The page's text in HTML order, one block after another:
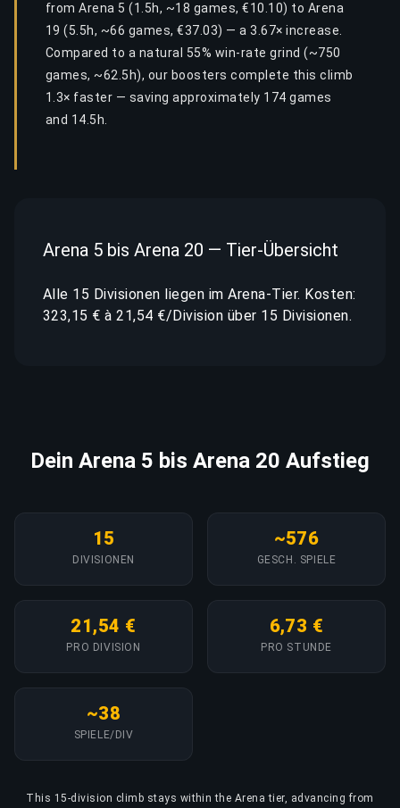
from Arena 5 (1.5h, ~18 games, €10.10) to Arena
19 (5.5h, ~66 games, €37.03) — a 3.67× increase.
Compared to a natural 55% win-rate grind (~750
games, ~62.5h), our boosters complete this climb
1.3× faster — saving approximately 174 games
and 14.5h.
Arena 5 bis Arena 20 — Tier-Übersicht
Alle 15 Divisionen liegen im Arena-Tier. Kosten:
323,15 € à 21,54 €/Division über 15 Divisionen.
Dein Arena 5 bis Arena 20 Aufstieg
15
DIVISIONEN
~576
GESCH. SPIELE
21,54 €
PRO DIVISION
6,73 €
PRO STUNDE
~38
SPIELE/DIV
This 15-division climb stays within the Arena tier, advancing from